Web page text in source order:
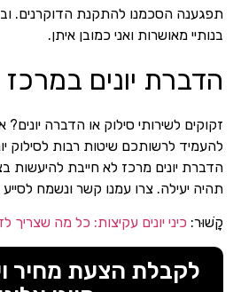
תפגענה הסכמנו להתקנת הדוקרנים.
בנותיי מאושרות ואני כמובן איתן.
הדברת יונים
זקוקים לשירותי סילוק או הדברה
להעמיד לרשותכם שיטות רבות לסילוק
הדברת יונים מרכז לא חייבת להיעשות
תהיה יעילה. צרו עמנו קשר ונשמח
קָשׁוּר: כיני יונים עקיצות: כל מה
לקבלת הצעת מחיר